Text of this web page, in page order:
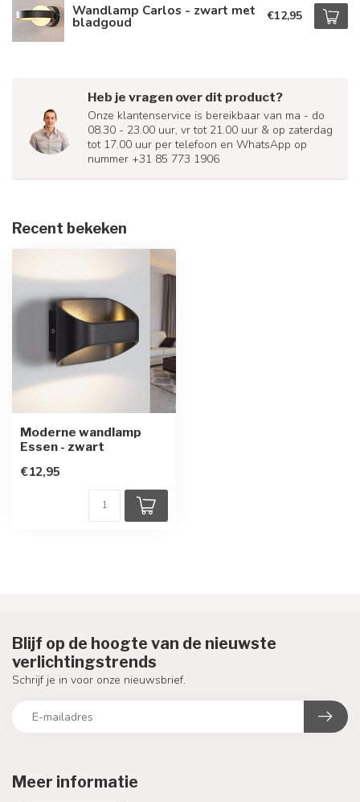
Wandlamp Carlos - zwart met
bladgoud €12,95
Heb je vragen over dit product?
Onze klantenservice is bereikbaar van ma - do
08.30 - 23.00 uur, vr tot 21.00 uur & op zaterdag
tot 17.00 uur per telefoon en WhatsApp op
nummer +31 85 773 1906
Recent bekeken
Moderne wandlamp
Essen - zwart
€12,95
Meer informatie
Blijf op de hoogte van de nieuwste
verlichtingstrends
Schrijf je in voor onze nieuwsbrief.